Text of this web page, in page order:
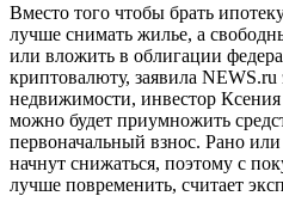
Вместо того чтобы брать
лучше снимать жилье, а
или вложить в облигации
криптовалюту, заявила NEWS.ru
недвижимости, инвестор
можно будет приумножить
первоначальный взнос. Рано
начнут снижаться, поэтому с
лучше повременить, считает